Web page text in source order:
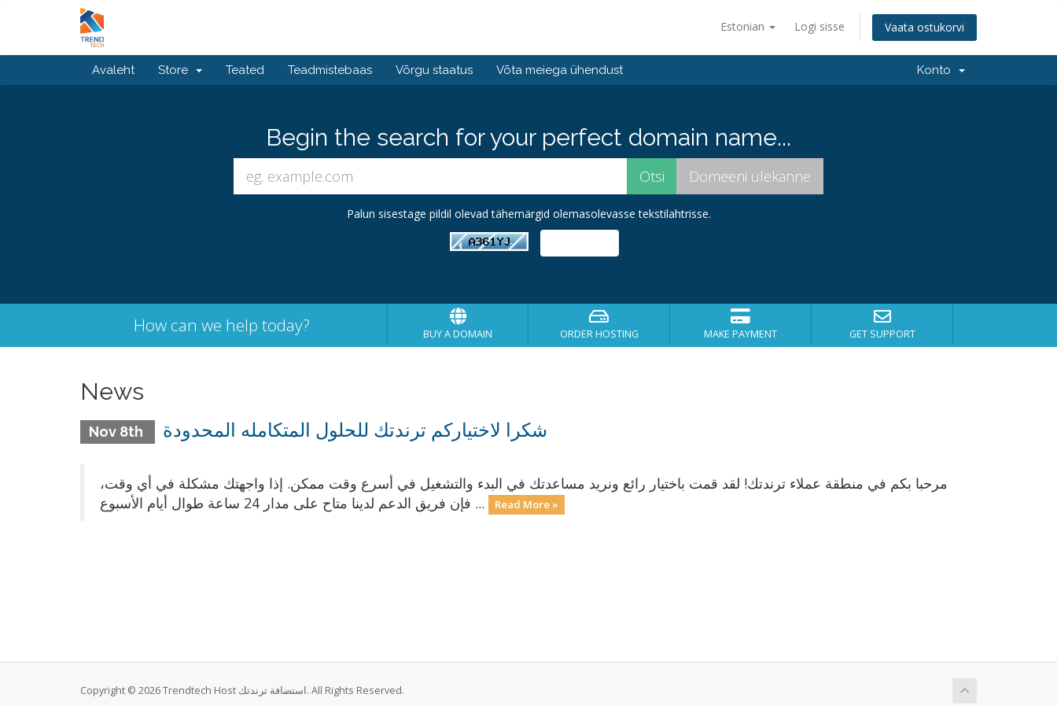
Estonian Logi sisse Vaata ostukorvi
Avaleht Store Teated Teadmistebaas Võrgu staatus Võta meiega ühendust Konto
Begin the search for your perfect domain name...
Palun sisestage pildil olevad tähemärgid olemasolevasse tekstilahtrisse.
How can we help today? BUY A DOMAIN ORDER HOSTING MAKE PAYMENT GET SUPPORT
News
Nov 8th شكرا لاختياركم ترندتك للحلول المتكامله المحدودة
مرحبا بكم في منطقة عملاء ترندتك! لقد قمت باختيار رائع ونريد مساعدتك في البدء والتشغيل في أسرع وقت ممكن. إذا واجهتك مشكلة في أي وقت،
فإن فريق الدعم لدينا متاح على مدار 24 ساعة طوال أيام الأسبوع ...
Read More »
Copyright © 2026 Trendtech Host استضافة ترندتك. All Rights Reserved.